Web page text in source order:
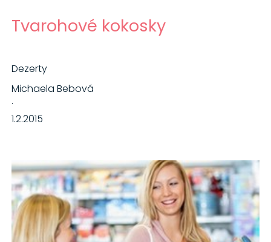
Tvarohové kokosky
Dezerty
Michaela Bebová
·
1.2.2015